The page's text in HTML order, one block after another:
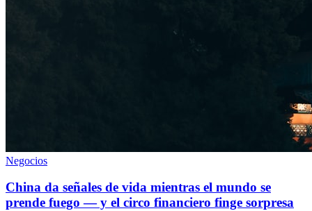
Negocios
China da señales de vida mientras el mundo se
prende fuego — y el circo financiero finge sorpresa